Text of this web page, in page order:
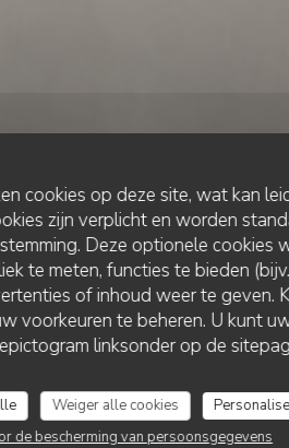
cookies op deze site, wat kan
zijn verplicht en worden
Deze optionele cookies
te meten, functies te bieden
of inhoud weer te geven.
voorkeuren te beheren. U kunt
linksonder op de
Weiger alle cookies
de bescherming van persoonsgegevens
• LISBOA
RESERVEER EEN TAFEL